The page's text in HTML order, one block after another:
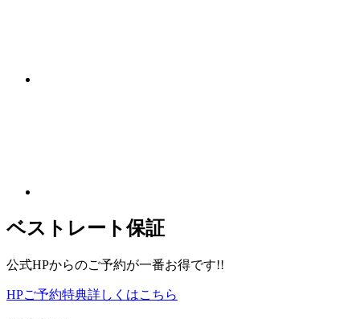
ベストレート保証
公式HPからのご予約が一番お得です!!
HPご予約特典詳しくはこちら